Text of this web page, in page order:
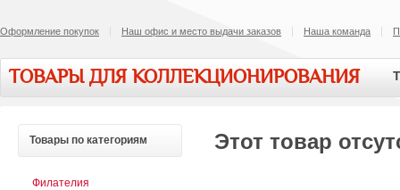
Оформление покупок Наш офис и место выдачи заказов Наша команда
ТОВАРЫ ДЛЯ КОЛЛЕКЦИОНИРОВАНИЯ
Этот товар
Товары по категориям
Филателия